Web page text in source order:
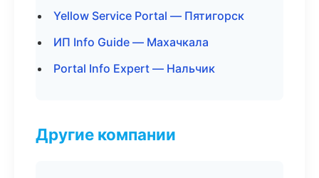
Yellow Service Portal — Пятигорск
ИП Info Guide — Махачкала
Portal Info Expert — Нальчик
Другие компании